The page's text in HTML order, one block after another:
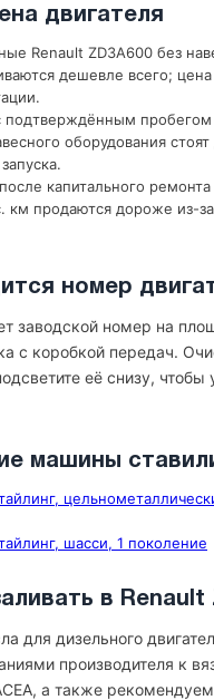
двигателя
Renault ZD3A600 без
дешевле всего; цена
подтверждённым
оборудования
капитального
км продаются дороже из-
номер
заводской номер на
с коробкой передач.
её снизу, чтобы
машины
шасси, 1 поколение
в Renault
для дизельного
производителя к
а также